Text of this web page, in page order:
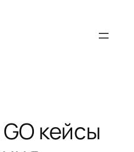
кейсы